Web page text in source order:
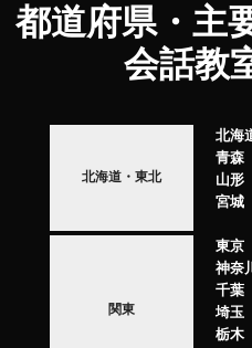
都道府県・主
会話教
北海道・東北
北海
青森
山形
宮城
関東
東京
神奈川
千葉
埼玉
栃木